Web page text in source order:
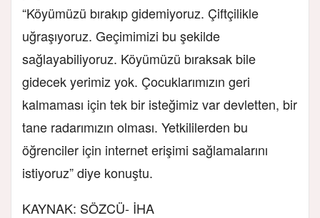
“Köyümüzü bırakıp gidemiyoruz. Çiftçilikle
uğraşıyoruz. Geçimimizi bu şekilde
sağlayabiliyoruz. Köyümüzü bıraksak bile
gidecek yerimiz yok. Çocuklarımızın geri
kalmaması için tek bir isteğimiz var devletten, bir
tane radarımızın olması. Yetkililerden bu
öğrenciler için internet erişimi sağlamalarını
istiyoruz” diye konuştu.
KAYNAK: SÖZCÜ- İHA